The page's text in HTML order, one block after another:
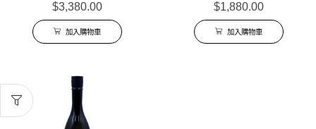
$3,380.00
加入購物車
$1,880.00
加入購物車